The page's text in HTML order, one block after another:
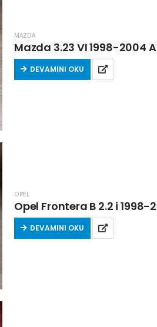
MAZDA
Mazda 3.23 VI 1998-2004
DEVAMINI OKU
OPEL
Opel Frontera B 2.2 i 1998-
DEVAMINI OKU